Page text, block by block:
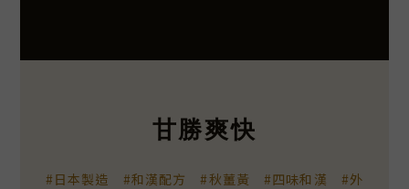
甘勝爽快
#日本製造 #和漢配方 #秋薑黃 #四味和漢 #外